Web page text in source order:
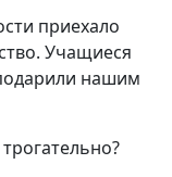
приехало
Учащиеся
нашим